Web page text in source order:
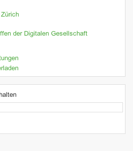
der Digitalen Gesellschaft